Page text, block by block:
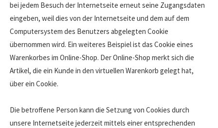
bei jedem Besuch der Internetseite erneut seine Zugangsdaten
eingeben, weil dies von der Internetseite und dem auf dem
Computersystem des Benutzers abgelegten Cookie
übernommen wird. Ein weiteres Beispiel ist das Cookie eines
Warenkorbes im Online-Shop. Der Online-Shop merkt sich die
Artikel, die ein Kunde in den virtuellen Warenkorb gelegt hat,
über ein Cookie.
Die betroffene Person kann die Setzung von Cookies durch
unsere Internetseite jederzeit mittels einer entsprechenden